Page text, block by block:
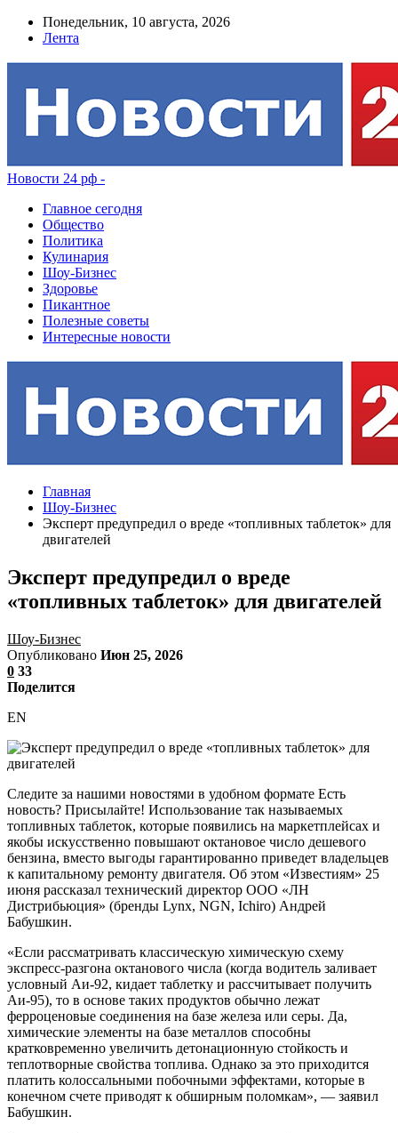
Понедельник, 10 августа, 2026
Лента
Новости 24 рф -
Главное сегодня
Общество
Политика
Кулинария
Шоу-Бизнес
Здоровье
Пикантное
Полезные советы
Интересные новости
Главная
Шоу-Бизнес
Эксперт предупредил о вреде «топливных таблеток» для
двигателей
Эксперт предупредил о вреде
«топливных таблеток» для двигателей
Шоу-Бизнес
Опубликовано Июн 25, 2026
0 33
Поделится
EN
Следите за нашими новостями в удобном формате Есть
новость? Присылайте! Использование так называемых
топливных таблеток, которые появились на маркетплейсах и
якобы искусственно повышают октановое число дешевого
бензина, вместо выгоды гарантированно приведет владельцев
к капитальному ремонту двигателя. Об этом «Известиям» 25
июня рассказал технический директор ООО «ЛН
Дистрибьюция» (бренды Lynx, NGN, Ichiro) Андрей
Бабушкин.
«Если рассматривать классическую химическую схему
экспресс-разгона октанового числа (когда водитель заливает
условный Аи-92, кидает таблетку и рассчитывает получить
Аи-95), то в основе таких продуктов обычно лежат
ферроценовые соединения на базе железа или серы. Да,
химические элементы на базе металлов способны
кратковременно увеличить детонационную стойкость и
теплотворные свойства топлива. Однако за это приходится
платить колоссальными побочными эффектами, которые в
конечном счете приводят к обширным поломкам», — заявил
Бабушкин.